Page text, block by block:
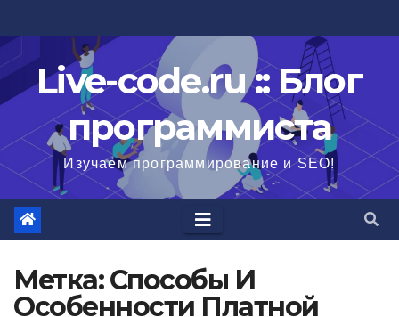
к
содержимому
Live-code.ru :: Блог
программиста
Изучаем программирование и SEO!
Метка:Способы И
Особенности Платной